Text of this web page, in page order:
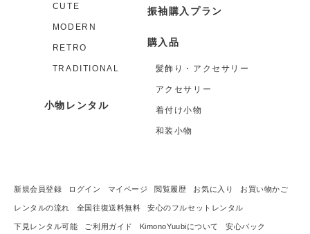
CUTE
MODERN
RETRO
TRADITIONAL
小物レンタル
振袖購入プラン
購入品
髪飾り・アクセサリー
アクセサリー
着付け小物
和装小物
新規会員登録 ログイン マイページ 閲覧履歴 お気に入り お買い物かご
レンタルの流れ 全国往復送料無料 安心のフルセットレンタル
下見レンタル可能 ご利用ガイド KimonoYuubiについて 安心パック